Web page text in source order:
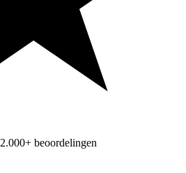
2.000+ beoordelingen